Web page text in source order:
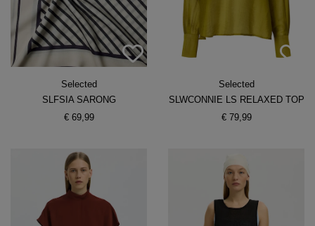
Selected
SLFSIA SARONG
€ 69,99
Selected
SLWCONNIE LS RELAXED TOP
€ 79,99